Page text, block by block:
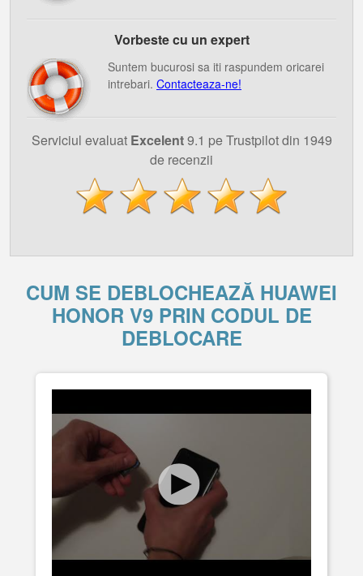
Vorbeste cu un expert
Suntem bucurosi sa iti raspundem oricarei
intrebari. Contacteaza-ne!
Serviciul evaluat Excelent9.1 pe Trustpilot din 1949
de recenzii
CUM SE DEBLOCHEAZĂ HUAWEI
HONOR V9 PRIN CODUL DE
DEBLOCARE